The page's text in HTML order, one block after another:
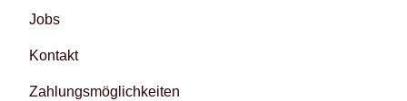
Jobs
Kontakt
Zahlungsmöglichkeiten